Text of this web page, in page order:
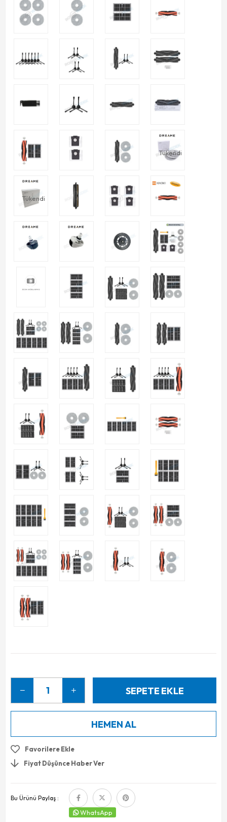
Tükendi
Tükendi
Favorilere Ekle
Fiyat Düşünce Haber Ver
Bu Ürünü Paylaş :
WhatsApp